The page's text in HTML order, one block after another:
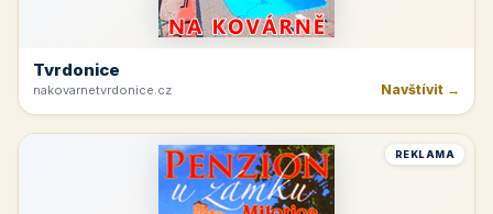
Tvrdonice
nakovarnetvrdonice.cz Navštívit →
REKLAMA